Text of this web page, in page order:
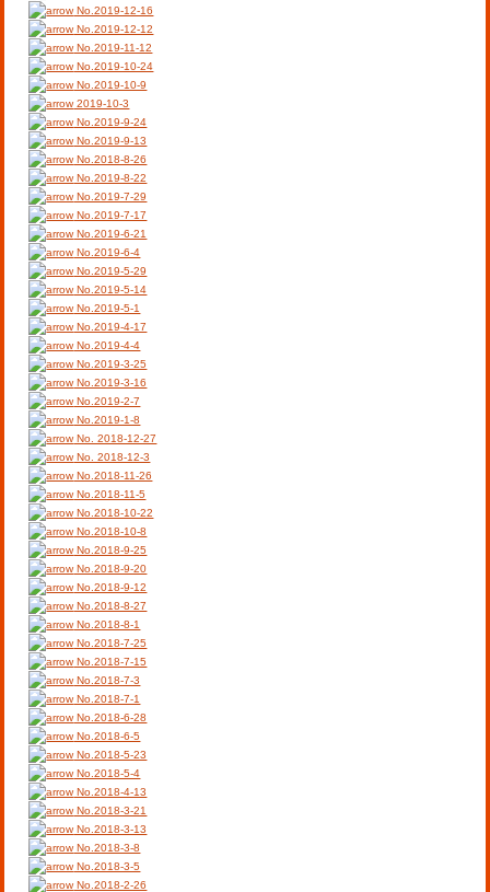
No.2019-12-16
No.2019-12-12
No.2019-11-12
No.2019-10-24
No.2019-10-9
2019-10-3
No.2019-9-24
No.2019-9-13
No.2018-8-26
No.2019-8-22
No.2019-7-29
No.2019-7-17
No.2019-6-21
No.2019-6-4
No.2019-5-29
No.2019-5-14
No.2019-5-1
No.2019-4-17
No.2019-4-4
No.2019-3-25
No.2019-3-16
No.2019-2-7
No.2019-1-8
No. 2018-12-27
No. 2018-12-3
No.2018-11-26
No.2018-11-5
No.2018-10-22
No.2018-10-8
No.2018-9-25
No.2018-9-20
No.2018-9-12
No.2018-8-27
No.2018-8-1
No.2018-7-25
No.2018-7-15
No.2018-7-3
No.2018-7-1
No.2018-6-28
No.2018-6-5
No.2018-5-23
No.2018-5-4
No.2018-4-13
No.2018-3-21
No.2018-3-13
No.2018-3-8
No.2018-3-5
No.2018-2-26